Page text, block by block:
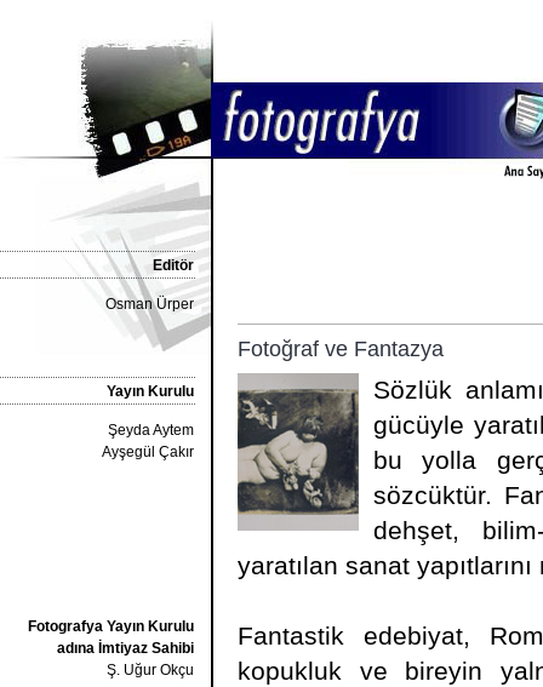
Editör
Osman Ürper
Yayın Kurulu
Şeyda Aytem
Ayşegül Çakır
Fotografya Yayın Kurulu
adına İmtiyaz Sahibi
Ş. Uğur Okçu
Fotoğraf ve Fantazya
Sözlük
gücüyle
bu yolla
sözcüktür.
dehşet,
yaratılan sanat
Fantastik edebiyat,
kopukluk ve bireyin